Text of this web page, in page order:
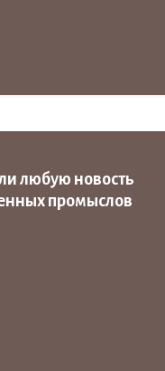
любую новость
промыслов